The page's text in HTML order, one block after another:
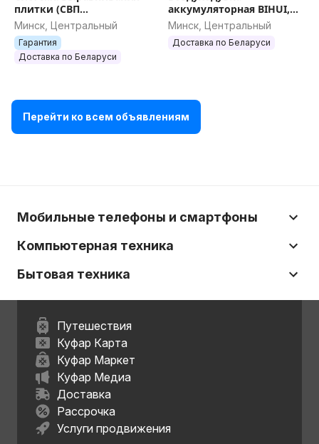
плитки (СВП
многоразовая) DLT 1,5мм,
50шт арт.0961
Минск, Центральный
Гарантия
Доставка по Беларуси
аккумуляторная BIHUI,
арт.BPG22
Минск, Центральный
Доставка по Беларуси
Перейти ко всем объявлениям
Мобильные телефоны и смартфоны
Компьютерная техника
Бытовая техника
Путешествия
Куфар Карта
Куфар Маркет
Куфар Медиа
Доставка
Рассрочка
Услуги продвижения